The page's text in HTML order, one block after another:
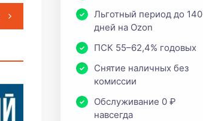
Льготный период до 140
дней на Ozon
ПСК 55–62,4% годовых
Снятие наличных без
комиссии
Обслуживание 0 ₽
навсегда